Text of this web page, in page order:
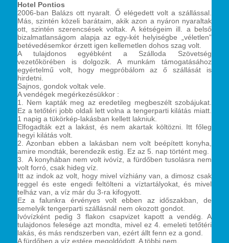
Hotel Pontios
2006-ban Balázs ott nyaralt. Ő elégedett volt a szállással.
Más, szintén közeli barátaim, akik azon a nyáron nyaraltak
ott, szintén szerencsések voltak. A kétségeim ill. a belső
bizalmatlanságom alapja az egy-két helyiségbe „véletlen”
betévedésemkor érzett igen kellemetlen dohos szag volt.
A tulajdonos egyébként a Szálloda Szövetség
vezetőkörében is dolgozik. A munkám támogatásához
egyértelmű volt, hogy megpróbálom az ő szállását is
hirdetni.
Sajnos, gondok voltak vele.
A vendégek megérkezésükkor :
1. Nem kapták meg az eredetileg megbeszélt szobájukat.
Ez a tetőtéri jobb oldali lett volna a tengerparti kilátás miatt.
1 napig a tükörkép-lakásban kellett lakniuk.
Elfogadták ezt a lakást, és nem akartak költözni. Itt főleg
hegyi kilátás volt.
2. Azonban ebben a lakásban nem volt beépített konyha,
amire mondták, berendezik estig. Ez az 5. nap történt meg.
3. A konyhában nem volt ivóvíz, a fürdőben tusolásra nem
volt forró, csak hideg víz.
Itt az indok az volt, hogy mivel vízhiány van, a dimosz csak
reggel és este engedi feltölteni a víztartályokat, és mivel
telház van, a víz már du 3-ra kifogyott.
Ez a falunkra érvényes volt ebben az időszakban, de
semelyik tengerparti szállásnál nem okozott gondot.
Ivóvízként pedig 3 flakon csapvizet kapott a vendég. A
tulajdonos felesége azt mondta, mivel ez 4. emeleti tetőtéri
lakás, és más rendszerben van, ezért állt fenn ez a gond.
A fürdőben a víz estére megoldódott. A többi nem.